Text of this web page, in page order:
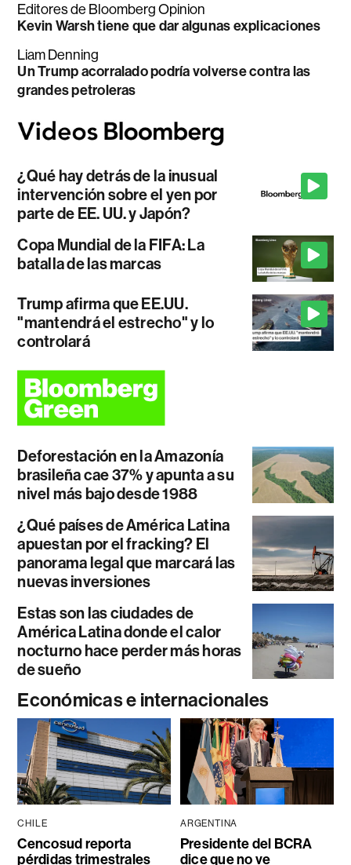
Editores de Bloomberg Opinion
Kevin Warsh tiene que dar algunas explicaciones
Liam Denning
Un Trump acorralado podría volverse contra las
grandes petroleras
¿Qué hay detrás de la inusual
intervención sobre el yen por
parte de EE. UU. y Japón?
Copa Mundial de la FIFA: La
batalla de las marcas
Trump afirma que EE.UU.
"mantendrá el estrecho" y lo
controlará
Deforestación en la Amazonía
brasileña cae 37% y apunta a su
nivel más bajo desde 1988
¿Qué países de América Latina
apuestan por el fracking? El
panorama legal que marcará las
nuevas inversiones
Estas son las ciudades de
América Latina donde el calor
nocturno hace perder más horas
de sueño
Económicas e internacionales
CHILE
Cencosud reporta
pérdidas trimestrales
ARGENTINA
Presidente del BCRA
dice que no ve